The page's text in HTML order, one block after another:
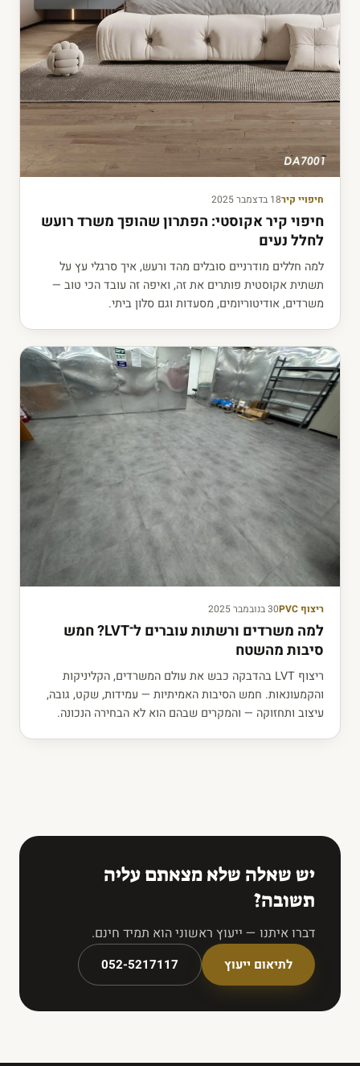
חיפויי קיר18 בדצמבר 2025
חיפוי קיר אקוסטי: הפתרון שהופך משרד רועש
לחלל נעים
למה חללים מודרניים סובלים מהד ורעש, איך סרגלי עץ על
תשתית אקוסטית פותרים את זה, ואיפה זה עובד הכי טוב —
משרדים, אודיטוריומים, מסעדות וגם סלון ביתי.
ריצוף PVC 30 בנובמבר 2025
למה משרדים ורשתות עוברים ל־LVT? חמש
סיבות מהשטח
ריצוף LVT בהדבקה כבש את עולם המשרדים, הקליניקות
והקמעונאות. חמש הסיבות האמיתיות — עמידות, שקט, גובה,
עיצוב ותחזוקה — והמקרים שבהם הוא לא הבחירה הנכונה.
יש שאלה שלא מצאתם עליה
תשובה?
דברו איתנו — ייעוץ ראשוני הוא תמיד חינם.
לתיאום ייעוץ 052-5217117